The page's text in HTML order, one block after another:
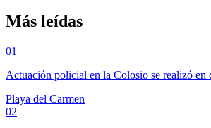
Más leídas
01
Actuación policial en la Colosio se realizó
Playa del Carmen
02